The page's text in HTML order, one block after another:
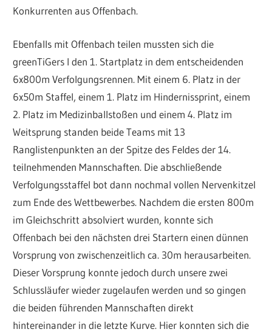
Konkurrenten aus Offenbach.
Ebenfalls mit Offenbach teilen mussten sich die
greenTiGers I den 1. Startplatz in dem entscheidenden
6x800m Verfolgungsrennen. Mit einem 6. Platz in der
6x50m Staffel, einem 1. Platz im Hindernissprint, einem
2. Platz im Medizinballstoßen und einem 4. Platz im
Weitsprung standen beide Teams mit 13
Ranglistenpunkten an der Spitze des Feldes der 14.
teilnehmenden Mannschaften. Die abschließende
Verfolgungsstaffel bot dann nochmal vollen Nervenkitzel
zum Ende des Wettbewerbes. Nachdem die ersten 800m
im Gleichschritt absolviert wurden, konnte sich
Offenbach bei den nächsten drei Startern einen dünnen
Vorsprung von zwischenzeitlich ca. 30m herausarbeiten.
Dieser Vorsprung konnte jedoch durch unsere zwei
Schlussläufer wieder zugelaufen werden und so gingen
die beiden führenden Mannschaften direkt
hintereinander in die letzte Kurve. Hier konnten sich die